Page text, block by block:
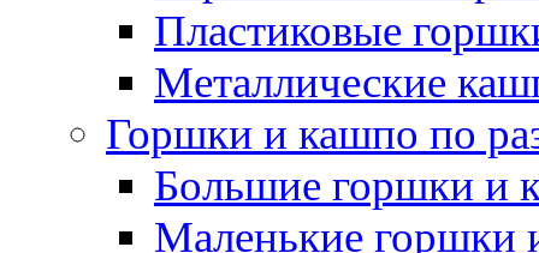
Пластиковые
Металлические
Горшки и кашпо по
Большие горшки и
Маленькие горшки